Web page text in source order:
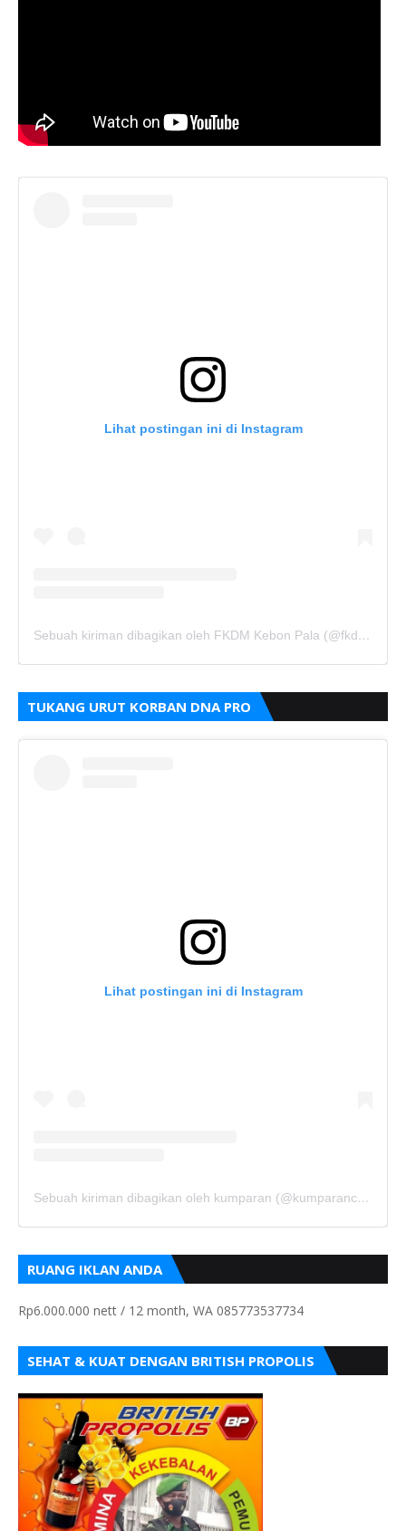
Lihat postingan ini di Instagram
Sebuah kiriman dibagikan oleh FKDM Kebon Pala (@fkdm_kebonpala)
TUKANG URUT KORBAN DNA PRO
Lihat postingan ini di Instagram
Sebuah kiriman dibagikan oleh kumparan (@kumparancom)
RUANG IKLAN ANDA
Rp6.000.000 nett / 12 month, WA 085773537734
SEHAT & KUAT DENGAN BRITISH PROPOLIS